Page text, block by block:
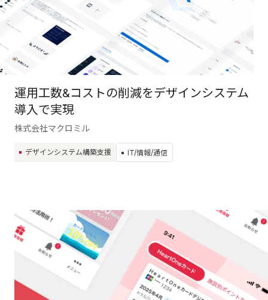
運用工数&コストの削減をデザインシステム
導入で実現
株式会社マクロミル
デザインシステム構築支援 IT/情報/通信